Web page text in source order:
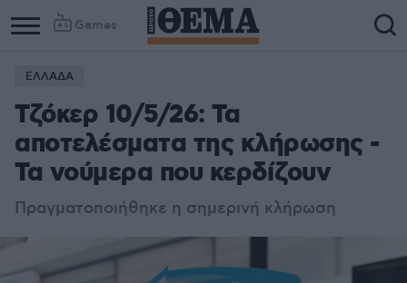
Games
ΕΛΛΑΔΑ
Τζόκερ 10/5/26: Τα
αποτελέσματα της κλήρωσης -
Τα νούμερα που κερδίζουν
Πραγματοποιήθηκε η σημερινή κλήρωση